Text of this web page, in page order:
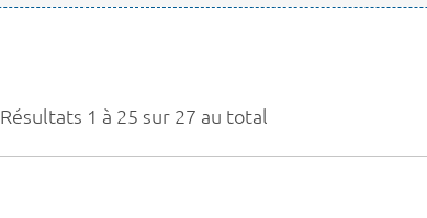
Résultats 1 à 25 sur 27 au total